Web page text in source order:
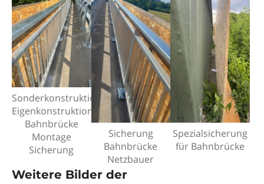
Sonderkonstruktion
Eigenkonstruktion
Bahnbrücke
Montage
Sicherung
Sicherung
Bahnbrücke
Netzbauer
Spezialsicherung
für Bahnbrücke
Weitere Bilder der